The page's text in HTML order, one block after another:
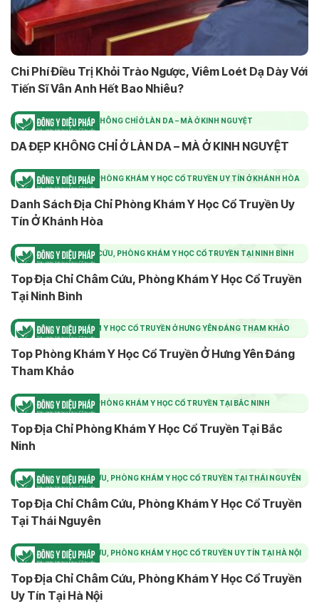
Chi Phí Điều Trị Khỏi Trào Ngược, Viêm Loét Dạ Dày Với
Tiến Sĩ Vân Anh Hết Bao Nhiêu?
DA ĐẸP KHÔNG CHỈ Ở LÀN DA – MÀ Ở KINH NGUYỆT
DA ĐẸP KHÔNG CHỈ Ở LÀN DA – MÀ Ở KINH NGUYỆT
DANH SÁCH ĐỊA CHỈ PHÒNG KHÁM Y HỌC CỔ TRUYỀN UY TÍN Ở KHÁNH HÒA
Danh Sách Địa Chỉ Phòng Khám Y Học Cổ Truyền Uy
Tín Ở Khánh Hòa
TOP ĐỊA CHỈ CHÂM CỨU, PHÒNG KHÁM Y HỌC CỔ TRUYỀN TẠI NINH BÌNH
Top Địa Chỉ Châm Cứu, Phòng Khám Y Học Cổ Truyền
Tại Ninh Bình
TOP PHÒNG KHÁM Y HỌC CỔ TRUYỀN Ở HƯNG YÊN ĐÁNG THAM KHẢO
Top Phòng Khám Y Học Cổ Truyền Ở Hưng Yên Đáng
Tham Khảo
TOP ĐỊA CHỈ PHÒNG KHÁM Y HỌC CỔ TRUYỀN TẠI BẮC NINH
Top Địa Chỉ Phòng Khám Y Học Cổ Truyền Tại Bắc
Ninh
TOP ĐỊA CHỈ CHÂM CỨU, PHÒNG KHÁM Y HỌC CỔ TRUYỀN TẠI THÁI NGUYÊN
Top Địa Chỉ Châm Cứu, Phòng Khám Y Học Cổ Truyền
Tại Thái Nguyên
TOP ĐỊA CHỈ CHÂM CỨU, PHÒNG KHÁM Y HỌC CỔ TRUYỀN UY TÍN TẠI HÀ NỘI
Top Địa Chỉ Châm Cứu, Phòng Khám Y Học Cổ Truyền
Uy Tín Tại Hà Nội